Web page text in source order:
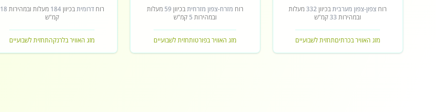
רוח צפון-צפון מערביתבכיוון332מעלות
ובמהירות 33קמ"ש
מזג האוויר בכרתיםתחזית לשבועיים
רוח מזרח-צפון מזרחיתבכיוון59 מעלות
ובמהירות 5 קמ"ש
מזג האוויר בפורטותחזית לשבועיים
רוחדרומיתבכיוון184 מעלות ובמהירות18
קמ"ש
מזג האוויר בלרנקהתחזית לשבועיים